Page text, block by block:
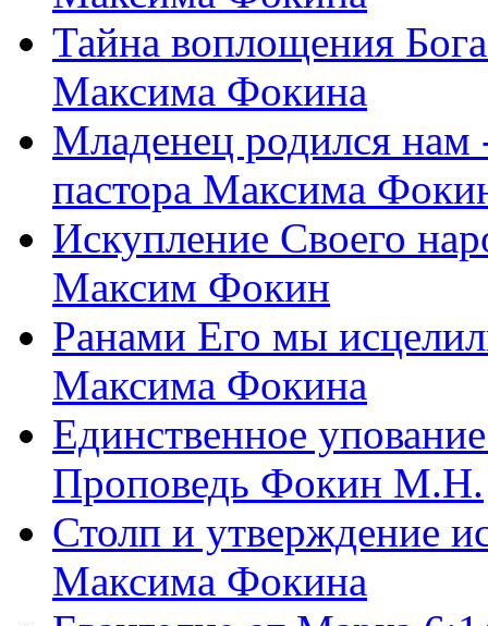
Тайна воплощения
Максима Фокина
Младенец родился
пастора Максима
Искупление Своего
Максим Фокин
Ранами Его мы
Максима Фокина
Единственное
Проповедь Фокин М.Н.
Столп и утверждение
Максима Фокина